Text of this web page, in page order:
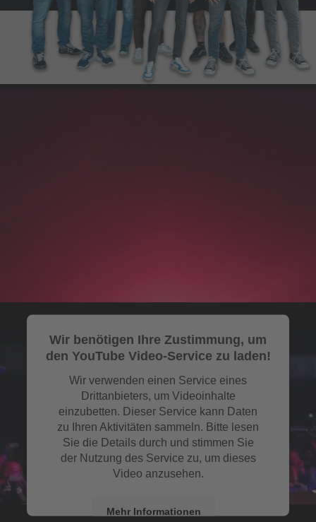
Wir benötigen Ihre Zustimmung, um
den YouTube Video-Service zu laden!
Wir verwenden einen Service eines
Drittanbieters, um Videoinhalte
einzubetten. Dieser Service kann Daten
zu Ihren Aktivitäten sammeln. Bitte lesen
Sie die Details durch und stimmen Sie
der Nutzung des Service zu, um dieses
Video anzusehen.
Mehr Informationen